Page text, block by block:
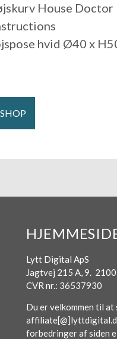
House Doctor
hvid Ø40 x
Lytt Digital ApS
Jagtvej 215 A, 9.
CVR nr.: 36537930
Du er velkommen til at
forbedringer af siden